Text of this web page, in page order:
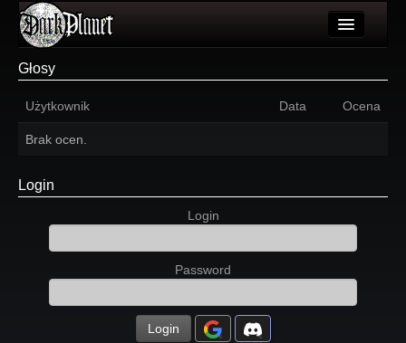
Wydarzenia
Forum
Głosy
Użytkownik Data Ocena
Brak ocen.
Login
Login
Password
Login